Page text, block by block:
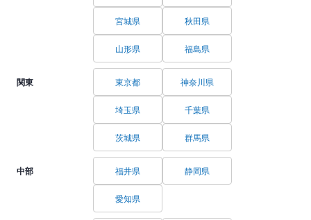
宮城県 秋田県
山形県 福島県
関東 東京都 神奈川県
埼玉県 千葉県
茨城県 群馬県
中部 福井県 静岡県
愛知県